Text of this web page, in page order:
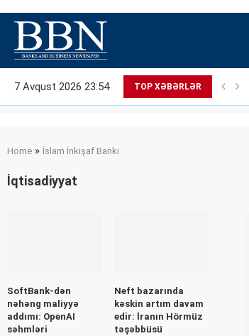
7 Avqust 2026 23:54 TOP XƏBƏRLƏR
Home » İslam İnkişaf Bankı
İqtisadiyyat
SoftBank-dən
nəhəng maliyyə
addımı: OpenAI
səhmləri
Neft bazarında
kəskin artım davam
edir: İranın Hörmüz
təşəbbüsü